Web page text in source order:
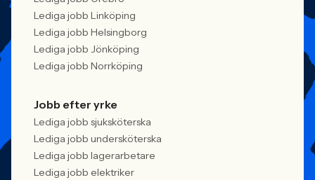
Lediga jobb Linköping
Lediga jobb Helsingborg
Lediga jobb Jönköping
Lediga jobb Norrköping
Jobb efter yrke
Lediga jobb sjuksköterska
Lediga jobb undersköterska
Lediga jobb lagerarbetare
Lediga jobb elektriker